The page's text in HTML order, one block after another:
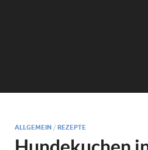
ALLGEMEIN / REZEPTE